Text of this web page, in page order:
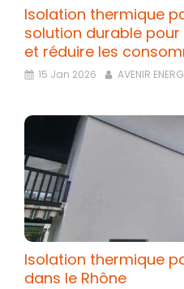
Isolation thermique
solution durable
et réduire les
15 Jan 2026 AVENIR
Isolation thermique
dans le Rhône